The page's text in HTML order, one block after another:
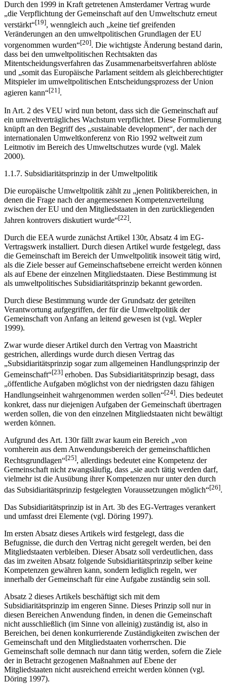
Durch den 1999 in Kraft getretenen Amsterdamer Vertrag wurde
„die Verpflichtung der Gemeinschaft auf den Umweltschutz erneut
verstärkt“[19], wenngleich auch „keine tief greifenden
Veränderungen an den umweltpolitischen Grundlagen der EU
vorgenommen wurden“[20]. Die wichtigste Änderung bestand darin,
dass bei den umweltpolitischen Rechtsakten das
Mitentscheidungsverfahren das Zusammenarbeitsverfahren ablöste
und „somit das Europäische Parlament seitdem als gleichberechtigter
Mitspieler im umweltpolitischen Entscheidungsprozess der Union
agieren kann“[21].
In Art. 2 des VEU wird nun betont, dass sich die Gemeinschaft auf
ein umweltverträgliches Wachstum verpflichtet. Diese Formulierung
knüpft an den Begriff des „sustainable development“, der nach der
internationalen Umweltkonferenz von Rio 1992 weltweit zum
Leitmotiv im Bereich des Umweltschutzes wurde (vgl. Malek
2000).
1.1.7. Subsidiaritätsprinzip in der Umweltpolitik
Die europäische Umweltpolitik zählt zu „jenen Politikbereichen, in
denen die Frage nach der angemessenen Kompetenzverteilung
zwischen der EU und den Mitgliedstaaten in den zurückliegenden
Jahren kontrovers diskutiert wurde“[22].
Durch die EEA wurde zunächst Artikel 130r, Absatz 4 im EG-
Vertragswerk installiert. Durch diesen Artikel wurde festgelegt, dass
die Gemeinschaft im Bereich der Umweltpolitik insoweit tätig wird,
als die Ziele besser auf Gemeinschaftsebene erreicht werden können
als auf Ebene der einzelnen Mitgliedstaaten. Diese Bestimmung ist
als umweltpolitisches Subsidiaritätsprinzip bekannt geworden.
Durch diese Bestimmung wurde der Grundsatz der geteilten
Verantwortung aufgegriffen, der für die Umweltpolitik der
Gemeinschaft von Anfang an leitend gewesen ist (vgl. Wepler
1999).
Zwar wurde dieser Artikel durch den Vertrag von Maastricht
gestrichen, allerdings wurde durch diesen Vertrag das
„Subsidiaritätsprinzip sogar zum allgemeinen Handlungsprinzip der
Gemeinschaft“[23] erhoben. Das Subsidiaritätsprinzip besagt, dass
„öffentliche Aufgaben möglichst von der niedrigsten dazu fähigen
Handlungseinheit wahrgenommen werden sollen“[24]. Dies bedeutet
konkret, dass nur diejenigen Aufgaben der Gemeinschaft übertragen
werden sollen, die von den einzelnen Mitgliedstaaten nicht bewältigt
werden können.
Aufgrund des Art. 130r fällt zwar kaum ein Bereich „von
vornherein aus dem Anwendungsbereich der gemeinschaftlichen
Rechtsgrundlagen“[25], allerdings bedeutet eine Kompetenz der
Gemeinschaft nicht zwangsläufig, dass „sie auch tätig werden darf,
vielmehr ist die Ausübung ihrer Kompetenzen nur unter den durch
das Subsidiaritätsprinzip festgelegten Voraussetzungen möglich“[26].
Das Subsidiaritätsprinzip ist in Art. 3b des EG-Vertrages verankert
und umfasst drei Elemente (vgl. Döring 1997).
Im ersten Absatz dieses Artikels wird festgelegt, dass die
Befugnisse, die durch den Vertrag nicht geregelt werden, bei den
Mitgliedstaaten verbleiben. Dieser Absatz soll verdeutlichen, dass
das im zweiten Absatz folgende Subsidiaritätsprinzip selber keine
Kompetenzen gewähren kann, sondern lediglich regeln, wer
innerhalb der Gemeinschaft für eine Aufgabe zuständig sein soll.
Absatz 2 dieses Artikels beschäftigt sich mit dem
Subsidiaritätsprinzip im engeren Sinne. Dieses Prinzip soll nur in
diesen Bereichen Anwendung finden, in denen die Gemeinschaft
nicht ausschließlich (im Sinne von alleinig) zuständig ist, also in
Bereichen, bei denen konkurrierende Zuständigkeiten zwischen der
Gemeinschaft und den Mitgliedstaaten vorherrschen. Die
Gemeinschaft solle demnach nur dann tätig werden, sofern die Ziele
der in Betracht gezogenen Maßnahmen auf Ebene der
Mitgliedstaaten nicht ausreichend erreicht werden können (vgl.
Döring 1997).